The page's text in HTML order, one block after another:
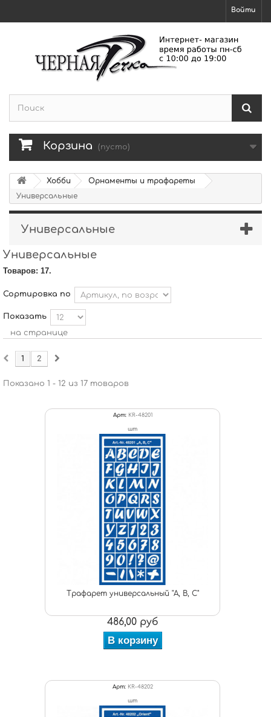
Войти
Корзина (пусто)
Хобби
Орнаменты и трафареты
Универсальные
Универсальные
Универсальные
Товаров: 17.
Сортировка по
Показать
на странице
1 2
Показано 1 - 12 из 17 товаров
Арт: KR-48201
шт
Трафарет универсальный "A, B, C"
486,00 руб
В корзину
Арт: KR-48202
шт